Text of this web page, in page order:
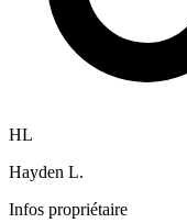
HL
Hayden L.
Infos propriétaire